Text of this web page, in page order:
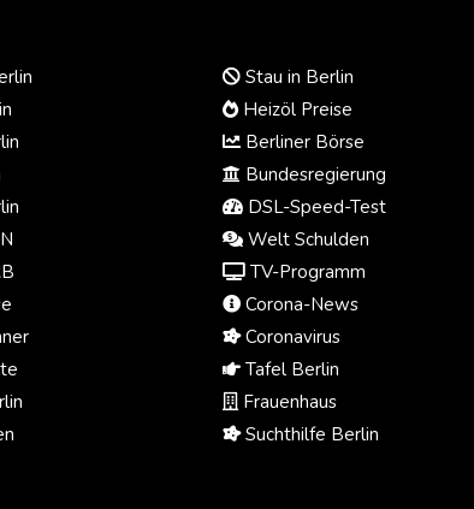
Stau in Berlin
Heizöl Preise
Berliner Börse
Bundesregierung
DSL-Speed-Test
Welt Schulden
TV-Programm
Corona-News
Coronavirus
Tafel Berlin
Frauenhaus
Suchthilfe Berlin